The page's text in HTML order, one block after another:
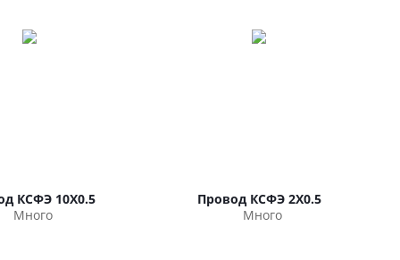
КСФЭ 10Х0.5
Много
Провод КСФЭ 2Х0.5
Много